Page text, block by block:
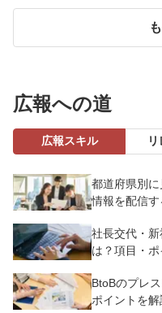
広報への道
広報スキル
都道府県別
情報を配信
社長交代・
は？項目・
BtoBのプレ
ポイントを解